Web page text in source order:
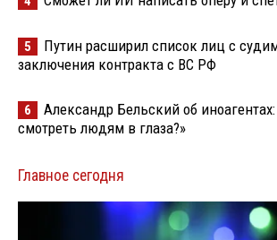
5
Путин расширил список лиц с
заключения контракта с ВС РФ
6
Александр Бельский об
смотреть людям в глаза?»
Главное сегодня